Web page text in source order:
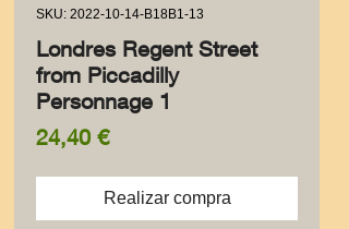
SKU: 2022-10-14-B18B1-13
Londres Regent Street
from Piccadilly
Personnage 1
24,40 €Precio
Realizar compra